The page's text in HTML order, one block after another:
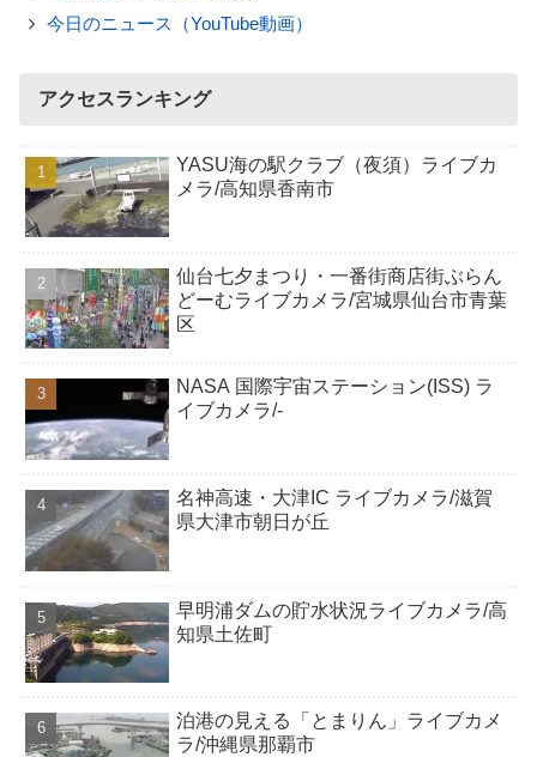
今日のニュース（YouTube動画）
アクセスランキング
YASU海の駅クラブ（夜須）ライブカ
メラ/高知県香南市
仙台七夕まつり・一番街商店街ぶらん
どーむライブカメラ/宮城県仙台市青葉
区
NASA 国際宇宙ステーション(ISS) ラ
イブカメラ/-
名神高速・大津IC ライブカメラ/滋賀
県大津市朝日が丘
早明浦ダムの貯水状況ライブカメラ/高
知県土佐町
泊港の見える「とまりん」ライブカメ
ラ/沖縄県那覇市